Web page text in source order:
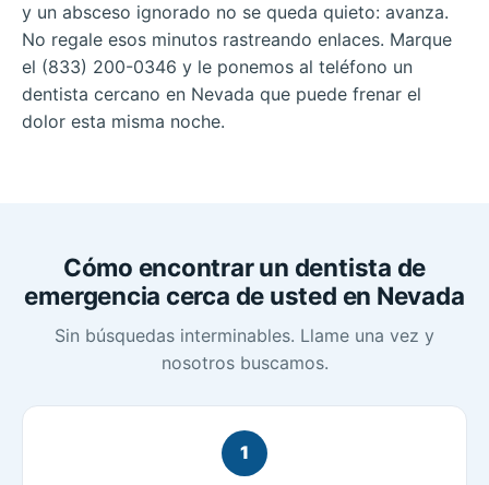
y un absceso ignorado no se queda quieto: avanza.
No regale esos minutos rastreando enlaces. Marque
el (833) 200-0346 y le ponemos al teléfono un
dentista cercano en Nevada que puede frenar el
dolor esta misma noche.
Cómo encontrar un dentista de
emergencia cerca de usted en Nevada
Sin búsquedas interminables. Llame una vez y
nosotros buscamos.
1